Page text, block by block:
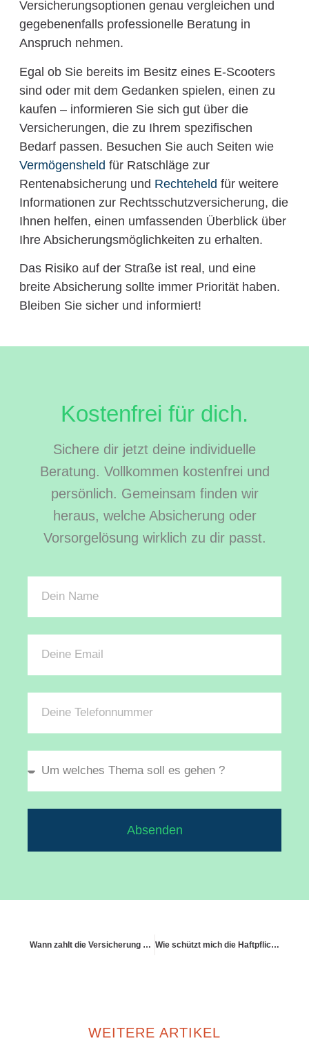
Versicherungsoptionen genau vergleichen und
gegebenenfalls professionelle Beratung in
Anspruch nehmen.
Egal ob Sie bereits im Besitz eines E-Scooters
sind oder mit dem Gedanken spielen, einen zu
kaufen – informieren Sie sich gut über die
Versicherungen, die zu Ihrem spezifischen
Bedarf passen. Besuchen Sie auch Seiten wie
Vermögensheld für Ratschläge zur
Rentenabsicherung und Rechteheld für weitere
Informationen zur Rechtsschutzversicherung, die
Ihnen helfen, einen umfassenden Überblick über
Ihre Absicherungsmöglichkeiten zu erhalten.
Das Risiko auf der Straße ist real, und eine
breite Absicherung sollte immer Priorität haben.
Bleiben Sie sicher und informiert!
Kostenfrei für dich.
Sichere dir jetzt deine individuelle
Beratung. Vollkommen kostenfrei und
persönlich. Gemeinsam finden wir
heraus, welche Absicherung oder
Vorsorgelösung wirklich zu dir passt.
Absenden
Wann zahlt die Versicherung bei einer Verletzung durch defekten Stuhl? Wie schützt mich die Haftpflicht bei Gruppenbestellungen?
WEITERE ARTIKEL